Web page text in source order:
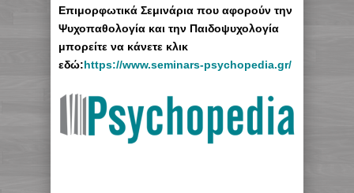
Επιμορφωτικά Σεμινάρια που αφορούν την
Ψυχοπαθολογία και την Παιδοψυχολογία
μπορείτε να κάνετε κλικ
εδώ:https://www.seminars-psychopedia.gr/